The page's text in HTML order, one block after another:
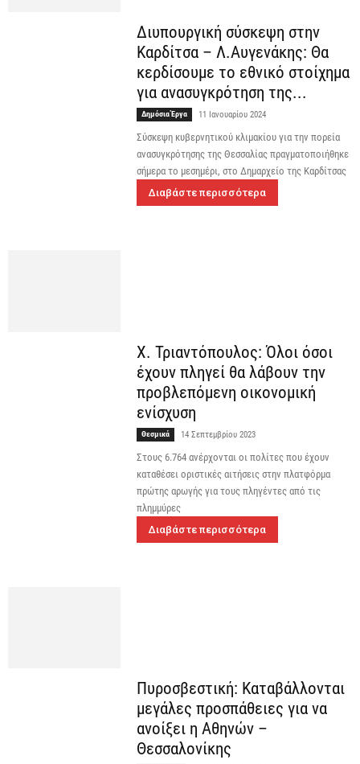
Διυπουργική σύσκεψη στην
Καρδίτσα – Λ.Αυγενάκης: Θα
κερδίσουμε το εθνικό στοίχημα
για ανασυγκρότηση της...
Δημόσια Έργα 11 Ιανουαρίου 2024
Σύσκεψη κυβερνητικού κλιμακίου για την πορεία
ανασυγκρότησης της Θεσσαλίας πραγματοποιήθηκε
σήμερα το μεσημέρι, στο Δημαρχείο της Καρδίτσας
Διαβάστε περισσότερα
Χ. Τριαντόπουλος: Όλοι όσοι
έχουν πληγεί θα λάβουν την
προβλεπόμενη οικονομική
ενίσχυση
Θεσμικά 14 Σεπτεμβρίου 2023
Στους 6.764 ανέρχονται οι πολίτες που έχουν
καταθέσει οριστικές αιτήσεις στην πλατφόρμα
πρώτης αρωγής για τους πληγέντες από τις
πλημμύρες
Διαβάστε περισσότερα
Πυροσβεστική: Καταβάλλονται
μεγάλες προσπάθειες για να
ανοίξει η Αθηνών –
Θεσσαλονίκης